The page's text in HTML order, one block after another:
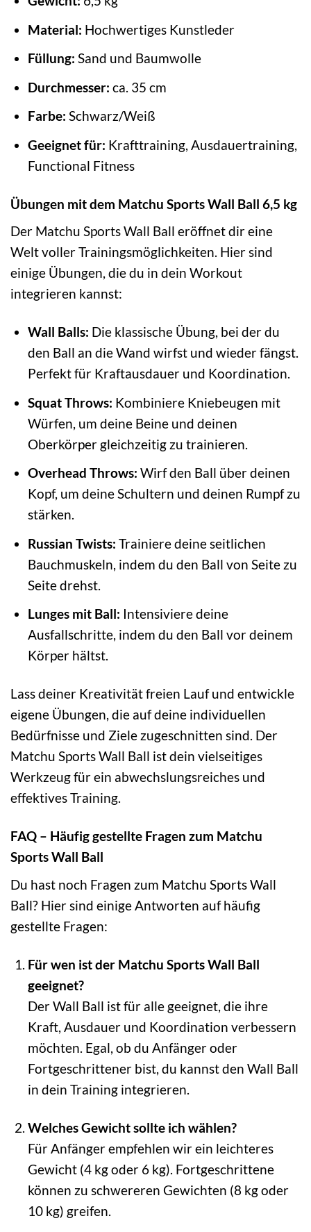
Material: Hochwertiges Kunstleder
Füllung: Sand und Baumwolle
Durchmesser: ca. 35 cm
Farbe: Schwarz/Weiß
Geeignet für: Krafttraining, Ausdauertraining,
Functional Fitness
Übungen mit dem Matchu Sports Wall Ball 6,5 kg
Der Matchu Sports Wall Ball eröffnet dir eine
Welt voller Trainingsmöglichkeiten. Hier sind
einige Übungen, die du in dein Workout
integrieren kannst:
Wall Balls: Die klassische Übung, bei der du
den Ball an die Wand wirfst und wieder fängst.
Perfekt für Kraftausdauer und Koordination.
Squat Throws: Kombiniere Kniebeugen mit
Würfen, um deine Beine und deinen
Oberkörper gleichzeitig zu trainieren.
Overhead Throws: Wirf den Ball über deinen
Kopf, um deine Schultern und deinen Rumpf zu
stärken.
Russian Twists: Trainiere deine seitlichen
Bauchmuskeln, indem du den Ball von Seite zu
Seite drehst.
Lunges mit Ball: Intensiviere deine
Ausfallschritte, indem du den Ball vor deinem
Körper hältst.
Lass deiner Kreativität freien Lauf und entwickle
eigene Übungen, die auf deine individuellen
Bedürfnisse und Ziele zugeschnitten sind. Der
Matchu Sports Wall Ball ist dein vielseitiges
Werkzeug für ein abwechslungsreiches und
effektives Training.
FAQ – Häufig gestellte Fragen zum Matchu
Sports Wall Ball
Du hast noch Fragen zum Matchu Sports Wall
Ball? Hier sind einige Antworten auf häufig
gestellte Fragen:
Für wen ist der Matchu Sports Wall Ball
geeignet?
Der Wall Ball ist für alle geeignet, die ihre
Kraft, Ausdauer und Koordination verbessern
möchten. Egal, ob du Anfänger oder
Fortgeschrittener bist, du kannst den Wall Ball
in dein Training integrieren.
Welches Gewicht sollte ich wählen?
Für Anfänger empfehlen wir ein leichteres
Gewicht (4 kg oder 6 kg). Fortgeschrittene
können zu schwereren Gewichten (8 kg oder
10 kg) greifen.